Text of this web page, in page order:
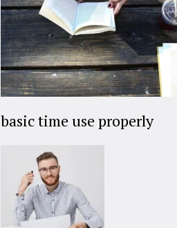
basic time use properly